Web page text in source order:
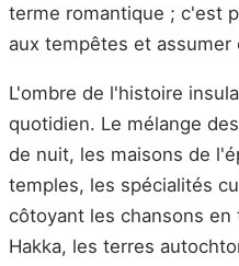
terme romantique ; c'est
aux tempêtes et
L'ombre de l'histoire
quotidien. Le mélange
de nuit, les maisons de
temples, les spécialités
côtoyant les chansons en
Hakka, les terres